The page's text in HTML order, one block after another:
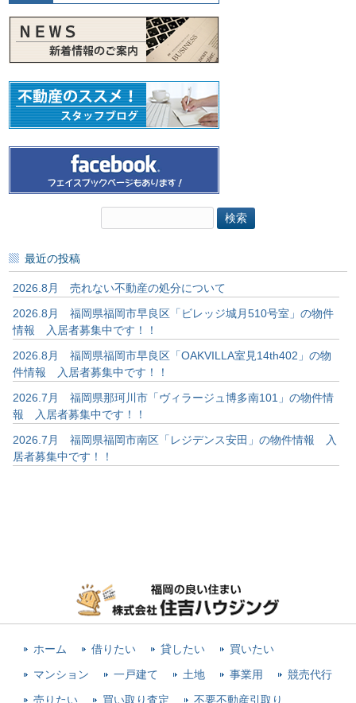
最近の投稿
2026.8月 売れない不動産の処分について
2026.8月 福岡県福岡市早良区「ビレッジ城月510号室」の物件
情報 入居者募集中です！！
2026.8月 福岡県福岡市早良区「OAKVILLA室見14th402」の物
件情報 入居者募集中です！！
2026.7月 福岡県那珂川市「ヴィラージュ博多南101」の物件情
報 入居者募集中です！！
2026.7月 福岡県福岡市南区「レジデンス安田」の物件情報 入
居者募集中です！！
ホーム 借りたい 貸したい 買いたい
マンション 一戸建て 土地 事業用 競売代行
売りたい 買い取り査定 不要不動産引取り